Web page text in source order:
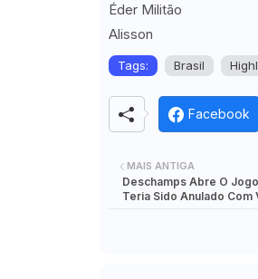
Éder Militão
Alisson
Tags: Brasil
Facebook
MAIS ANTIGA
Deschamps Abre O
Teria Sido Anulado Com